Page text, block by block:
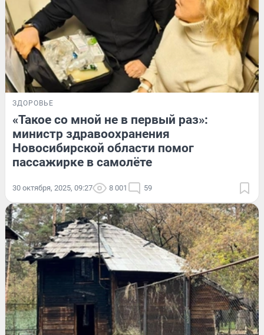
ЗДОРОВЬЕ
«Такое со мной не в первый раз»:
министр здравоохранения
Новосибирской области помог
пассажирке в самолёте
30 октября, 2025, 09:27 8 001 59